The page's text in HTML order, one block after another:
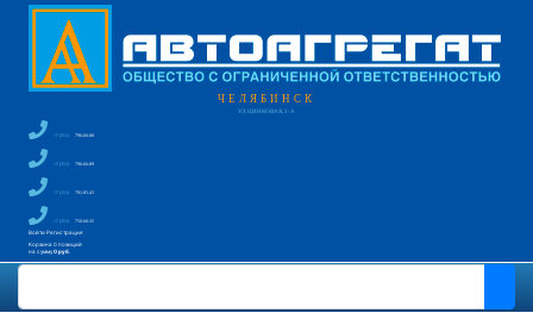
ЧЕЛЯБИНСК
УЛ. ЦИНКОВАЯ, 2-А
+7 (351) 796-66-88
+7 (351) 796-66-89
+7 (351) 791-85-43
+7 (351)
750-60-35
Войти Регистрация
Корзина0 позиций
на сумму0 руб.